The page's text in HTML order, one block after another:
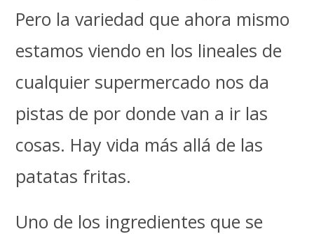
Pero la variedad que ahora mismo
estamos viendo en los lineales de
cualquier supermercado nos da
pistas de por donde van a ir las
cosas. Hay vida más allá de las
patatas fritas.
Uno de los ingredientes que se